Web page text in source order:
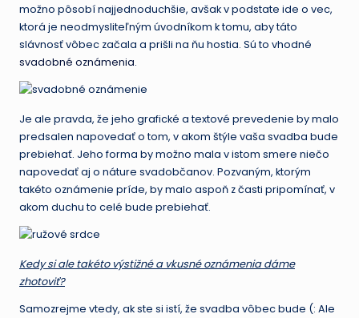
možno pôsobí najjednoduchšie, avšak v podstate ide o vec,
ktorá je neodmysliteľným úvodníkom k tomu, aby táto
slávnosť vôbec začala a prišli na ňu hostia. Sú to vhodné
svadobné oznámenia.
Je ale pravda, že jeho grafické a textové prevedenie by malo
predsalen napovedať o tom, v akom štýle vaša svadba bude
prebiehať. Jeho forma by možno mala v istom smere niečo
napovedať aj o náture svadobčanov. Pozvaným, ktorým
takéto oznámenie príde, by malo aspoň z časti pripomínať, v
akom duchu to celé bude prebiehať.
Kedy si ale takéto výstižné a vkusné oznámenia dáme
zhotoviť?
Samozrejme vtedy, ak ste si istí, že svadba vôbec bude (: Ale